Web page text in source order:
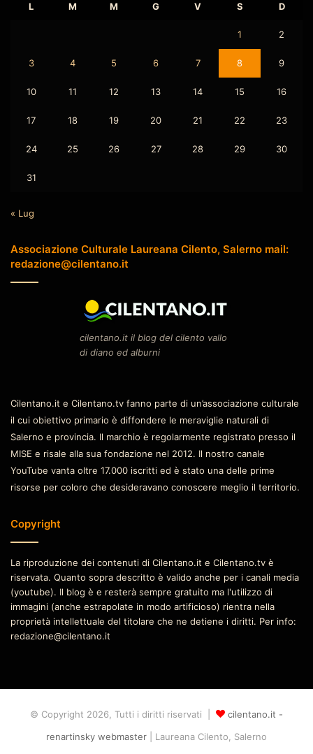
L M M G V S D
1 2
3 4 5 6 7 8 9
10 11 12 13 14 15 16
17 18 19 20 21 22 23
24 25 26 27 28 29 30
31
« Lug
Associazione Culturale Laureana Cilento, Salerno mail:
redazione@cilentano.it
cilentano.it il blog del cilento vallo
di diano ed alburni
Cilentano.it e Cilentano.tv fanno parte di un’associazione culturale
il cui obiettivo primario è diffondere le meraviglie naturali di
Salerno e provincia. Il marchio è regolarmente registrato presso il
MISE e risale alla sua fondazione nel 2012. Il nostro canale
YouTube vanta oltre 17.000 iscritti ed è stato una delle prime
risorse per coloro che desideravano conoscere meglio il territorio.
Copyright
La riproduzione dei contenuti di Cilentano.it e Cilentano.tv è
riservata. Quanto sopra descritto è valido anche per i canali media
(youtube). Il blog è e resterà sempre gratuito ma l'utilizzo di
immagini (anche estrapolate in modo artificioso) rientra nella
proprietà intellettuale del titolare che ne detiene i diritti. Per info:
redazione@cilentano.it
© Copyright 2026, Tutti i diritti riservati |
cilentano.it -
renartinsky webmaster | Laureana Cilento, Salerno